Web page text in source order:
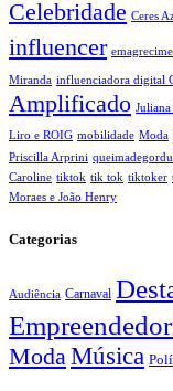
Celebridade Ceres
influencer
Miranda influenciadora digital
Amplificado Juliana
Liro e ROIG mobilidade Moda
Priscilla Arprini
Caroline tiktok tik tok tiktoker
Moraes e João Henry
Categorias
Audiência Carnaval
Moda Música